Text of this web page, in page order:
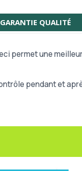
GARANTIE QUALITÉ
permet une
pendant et